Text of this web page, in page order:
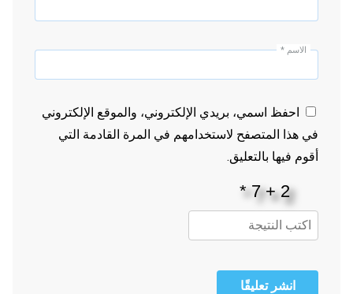
الاسم *
احفظ اسمي، بريدي الإلكتروني، والموقع الإلكتروني
في هذا المتصفح لاستخدامهم في المرة القادمة التي
أقوم فيها بالتعليق.
انشر تعليقًا